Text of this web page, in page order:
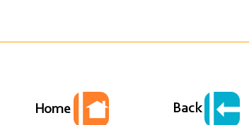
Home Back